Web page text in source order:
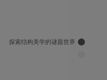
探索结构美学的谜题世界